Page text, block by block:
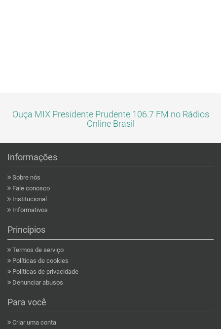
Ouça MIX Presidente Prudente 106.7 FM no Rádios
Online Brasil
Informações
Sobre nós
Fale conosco
Institucional
Informativos
Princípios
Termos de serviço
Políticas de cookies
Políticas de privacidade
Denunciar abusos
Para você
Criar uma conta